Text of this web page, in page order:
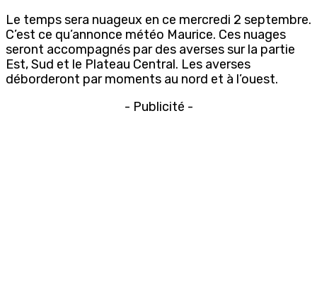
Le temps sera nuageux en ce mercredi 2 septembre.
C’est ce qu’annonce météo Maurice. Ces nuages
seront accompagnés par des averses sur la partie
Est, Sud et le Plateau Central. Les averses
déborderont par moments au nord et à l’ouest.
- Publicité -